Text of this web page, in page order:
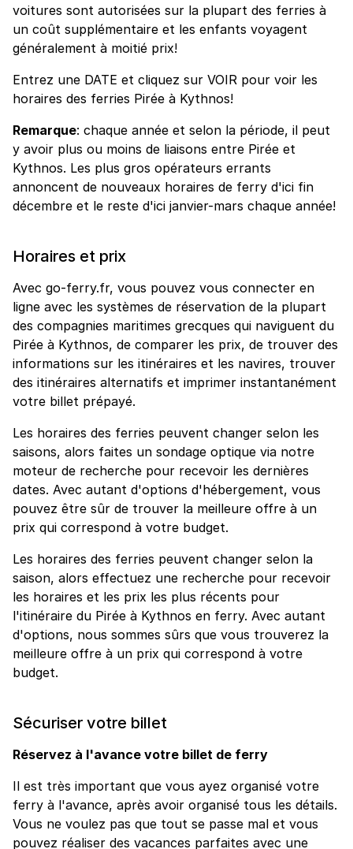
voitures sont autorisées sur la plupart des ferries à
un coût supplémentaire et les enfants voyagent
généralement à moitié prix!
Entrez une DATE et cliquez sur VOIR pour voir les
horaires des ferries Pirée à Kythnos!
Remarque: chaque année et selon la période, il peut
y avoir plus ou moins de liaisons entre Pirée et
Kythnos. Les plus gros opérateurs errants
annoncent de nouveaux horaires de ferry d'ici fin
décembre et le reste d'ici janvier-mars chaque année!
Horaires et prix
Avec go-ferry.fr, vous pouvez vous connecter en
ligne avec les systèmes de réservation de la plupart
des compagnies maritimes grecques qui naviguent du
Pirée à Kythnos, de comparer les prix, de trouver des
informations sur les itinéraires et les navires, trouver
des itinéraires alternatifs et imprimer instantanément
votre billet prépayé.
Les horaires des ferries peuvent changer selon les
saisons, alors faites un sondage optique via notre
moteur de recherche pour recevoir les dernières
dates. Avec autant d'options d'hébergement, vous
pouvez être sûr de trouver la meilleure offre à un
prix qui correspond à votre budget.
Les horaires des ferries peuvent changer selon la
saison, alors effectuez une recherche pour recevoir
les horaires et les prix les plus récents pour
l'itinéraire du Pirée à Kythnos en ferry. Avec autant
d'options, nous sommes sûrs que vous trouverez la
meilleure offre à un prix qui correspond à votre
budget.
Sécuriser votre billet
Réservez à l'avance votre billet de ferry
Il est très important que vous ayez organisé votre
ferry à l'avance, après avoir organisé tous les détails.
Vous ne voulez pas que tout se passe mal et vous
pouvez réaliser des vacances parfaites avec une